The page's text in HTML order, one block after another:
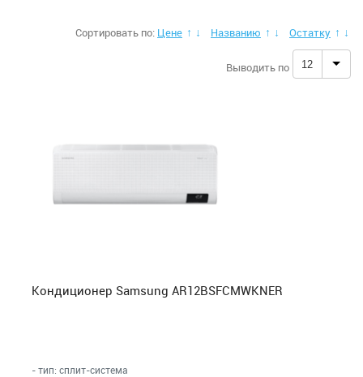
Отопительные котлы
Сортировать по: Цене ↑ ↓ Названию ↑ ↓ Остатку ↑ ↓
Выводить по 12
Кондиционер Samsung AR12BSFCMWKNER
- тип: сплит-система